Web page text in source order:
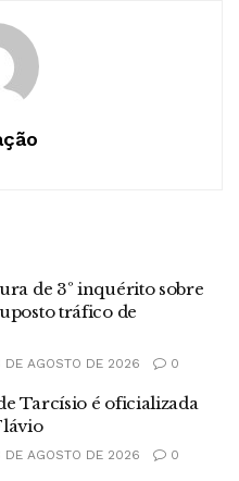
de 3º inquérito sobre
tráfico de
AGOSTO DE 2026 0
Tarcísio é oficializada
AGOSTO DE 2026 0